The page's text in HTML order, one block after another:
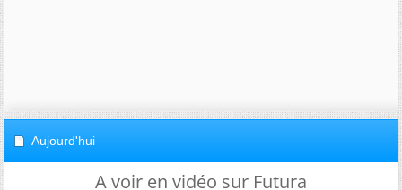
Aujourd'hui
A voir en vidéo sur Futura